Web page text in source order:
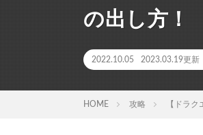
の出し方！
2022.10.05 2023.03.19更新
HOME 攻略 【ドラ